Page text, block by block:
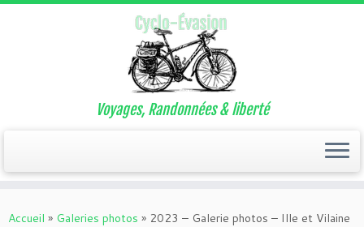
au
Voyages, Randonnées & liberté
Accueil » Galeries photos » 2023 – Galerie photos – Ille et Vilaine